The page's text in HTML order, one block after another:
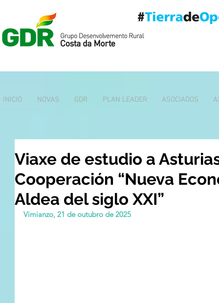
INICIO NOVAS GDR PLAN LEADER ASOCIADOS
Viaxe de estudio a
Cooperación “Nueva
Aldea del siglo XXI”
Vimianzo, 21 de outubro de 2025